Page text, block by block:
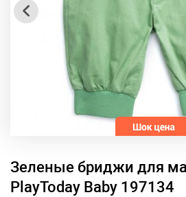
Зеленые бриджи для
PlayToday Baby 197134